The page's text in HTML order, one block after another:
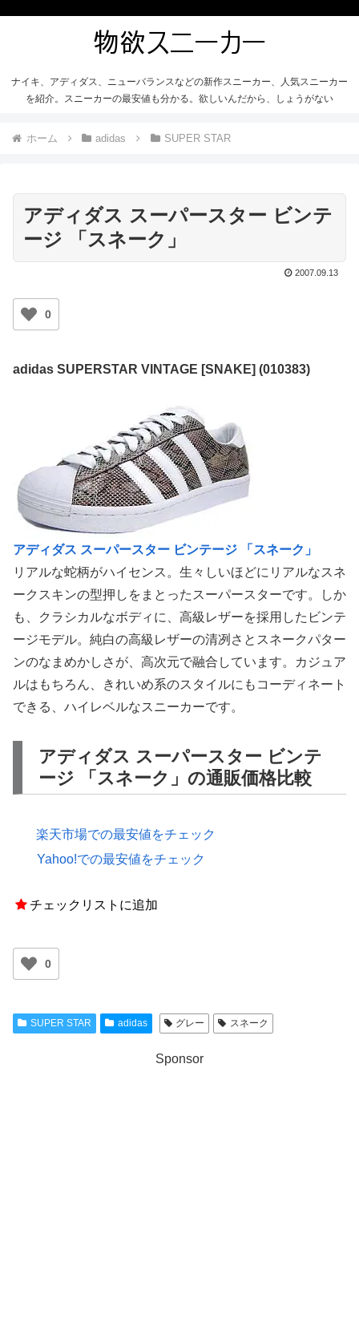
ナイキ、アディダス、ニューバランスなどの新作スニーカー、人気スニーカー
を紹介。スニーカーの最安値も分かる。欲しいんだから、しょうがない
ホーム adidas SUPER STAR
アディダス スーパースター ビンテ
ージ 「スネーク」
2007.09.13
0
adidas SUPERSTAR VINTAGE [SNAKE] (010383)
アディダス スーパースター ビンテージ 「スネーク」
リアルな蛇柄がハイセンス。生々しいほどにリアルなスネ
ークスキンの型押しをまとったスーパースターです。しか
も、クラシカルなボディに、高級レザーを採用したビンテ
ージモデル。純白の高級レザーの清冽さとスネークパター
ンのなまめかしさが、高次元で融合しています。カジュア
ルはもちろん、きれいめ系のスタイルにもコーディネート
できる、ハイレベルなスニーカーです。
アディダス スーパースター ビンテ
ージ 「スネーク」の通販価格比較
楽天市場での最安値をチェック
Yahoo!での最安値をチェック
チェックリストに追加
0
SUPER STAR adidas グレー スネーク
Sponsor